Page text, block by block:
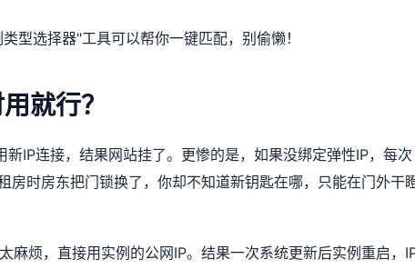
型选择器"工具可以帮你一键匹配，别偷懒！
就行？
IP连接，结果网站挂了。更惨的是，如果没绑定弹性IP，每次
房时房东把门锁换了，你却不知道新钥匙在哪，只能在门外干
麻烦，直接用实例的公网IP。结果一次系统更新后实例重启，